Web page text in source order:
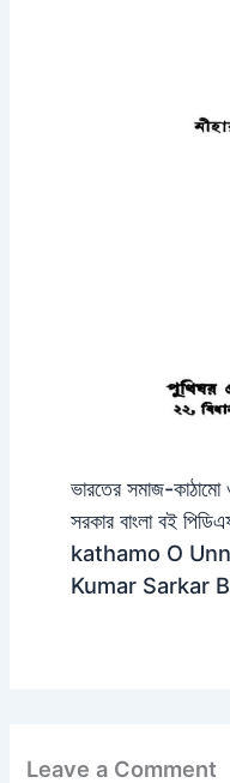
ভারতের সমাজ-
সরকার বাংলা বই
kathamo O
Kumar Sarkar
Leave a Comment